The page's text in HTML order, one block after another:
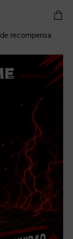
recompensa